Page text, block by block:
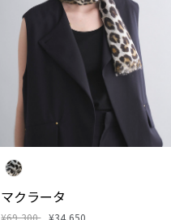
マクラータ
¥69,300 ¥34,650